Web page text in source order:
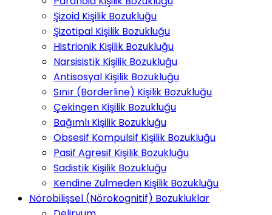
Şizoid Kişilik Bozukluğu
Şizotipal Kişilik Bozukluğu
Histrionik Kişilik Bozukluğu
Narsisistik Kişilik Bozukluğu
Antisosyal Kişilik Bozukluğu
Sınır (Borderline) Kişilik Bozukluğu
Çekingen Kişilik Bozukluğu
Bağımlı Kişilik Bozukluğu
Obsesif Kompulsif Kişilik Bozukluğu
Pasif Agresif Kişilik Bozukluğu
Sadistik Kişilik Bozukluğu
Kendine Zulmeden Kişilik Bozukluğu
Nörobilişsel (Nörokognitif) Bozukluklar